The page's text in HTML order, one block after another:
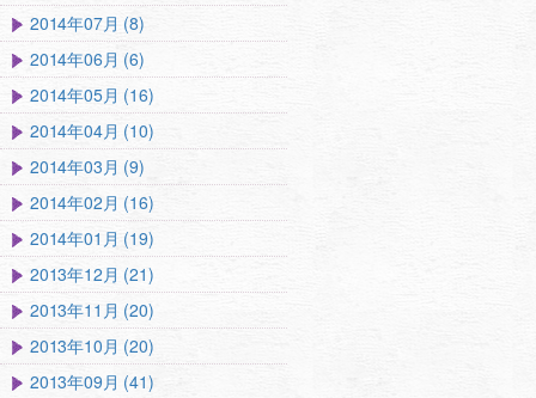
2014年07月 (8)
2014年06月 (6)
2014年05月 (16)
2014年04月 (10)
2014年03月 (9)
2014年02月 (16)
2014年01月 (19)
2013年12月 (21)
2013年11月 (20)
2013年10月 (20)
2013年09月 (41)